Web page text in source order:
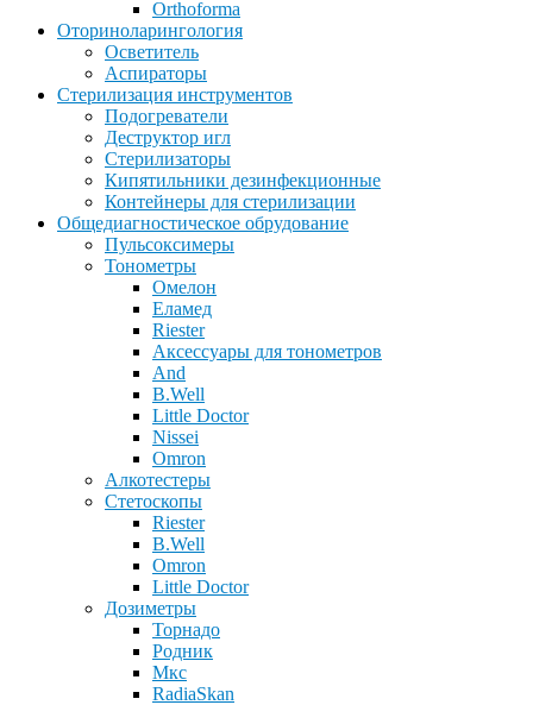
Orthoforma
Оториноларингология
Осветитель
Аспираторы
Стерилизация инструментов
Подогреватели
Деструктор игл
Стерилизаторы
Кипятильники дезинфекционные
Контейнеры для стерилизации
Общедиагностическое обрудование
Пульсоксимеры
Тонометры
Омелон
Еламед
Riester
Аксессуары для тонометров
And
B.Well
Little Doctor
Nissei
Omron
Алкотестеры
Стетоскопы
Riester
B.Well
Omron
Little Doctor
Дозиметры
Торнадо
Родник
Мкс
RadiaSkan